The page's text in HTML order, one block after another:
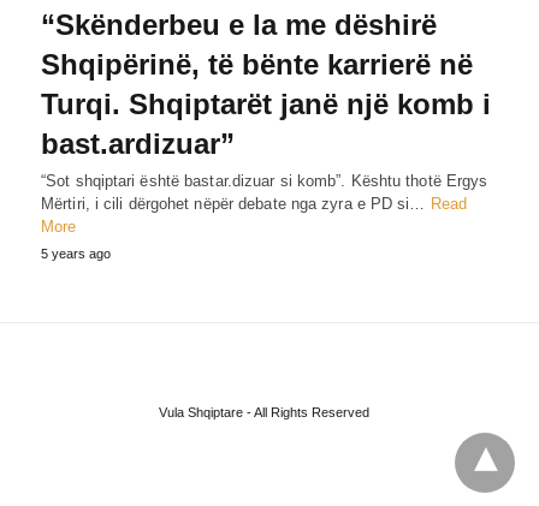
“Skënderbeu e la me dëshirë
Shqipërinë, të bënte karrierë në
Turqi. Shqiptarët janë një komb i
bast.ardizuar”
“Sot shqiptari është bastar.dizuar si komb”. Kështu thotë Ergys
Mërtiri, i cili dërgohet nëpër debate nga zyra e PD si… Read
More
5 years ago
Vula Shqiptare - All Rights Reserved